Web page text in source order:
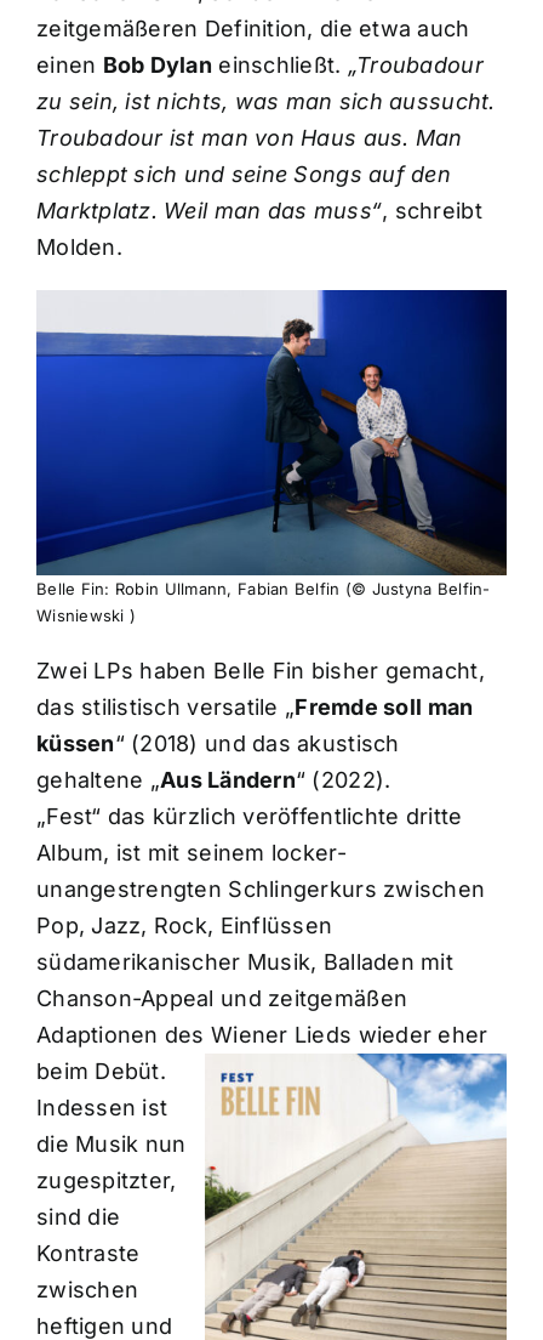
zeitgemäßeren Definition, die etwa auch
einen Bob Dylan einschließt. „Troubadour
zu sein, ist nichts, was man sich aussucht.
Troubadour ist man von Haus aus. Man
schleppt sich und seine Songs auf den
Marktplatz. Weil man das muss“, schreibt
Molden.
Belle Fin: Robin Ullmann, Fabian Belfin (© Justyna Belfin-
Wisniewski )
Zwei LPs haben Belle Fin bisher gemacht,
das stilistisch versatile „Fremde soll man
küssen“ (2018) und das akustisch
gehaltene „Aus Ländern“ (2022).
„Fest“ das kürzlich veröffentlichte dritte
Album, ist mit seinem locker-
unangestrengten Schlingerkurs zwischen
Pop, Jazz, Rock, Einflüssen
südamerikanischer Musik, Balladen mit
Chanson-Appeal und zeitgemäßen
Adaptionen des Wiener Lieds wieder eher
beim Debüt.
Indessen ist
die Musik nun
zugespitzter,
sind die
Kontraste
zwischen
heftigen und